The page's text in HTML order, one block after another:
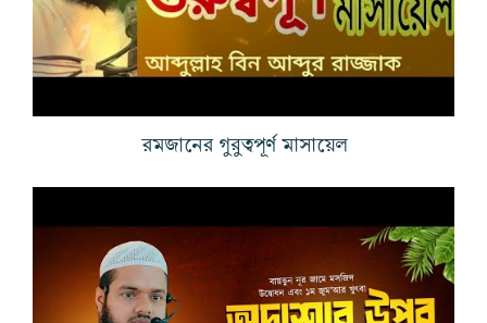
রমজানের গুরুত্বপূর্ণ মাসায়েল